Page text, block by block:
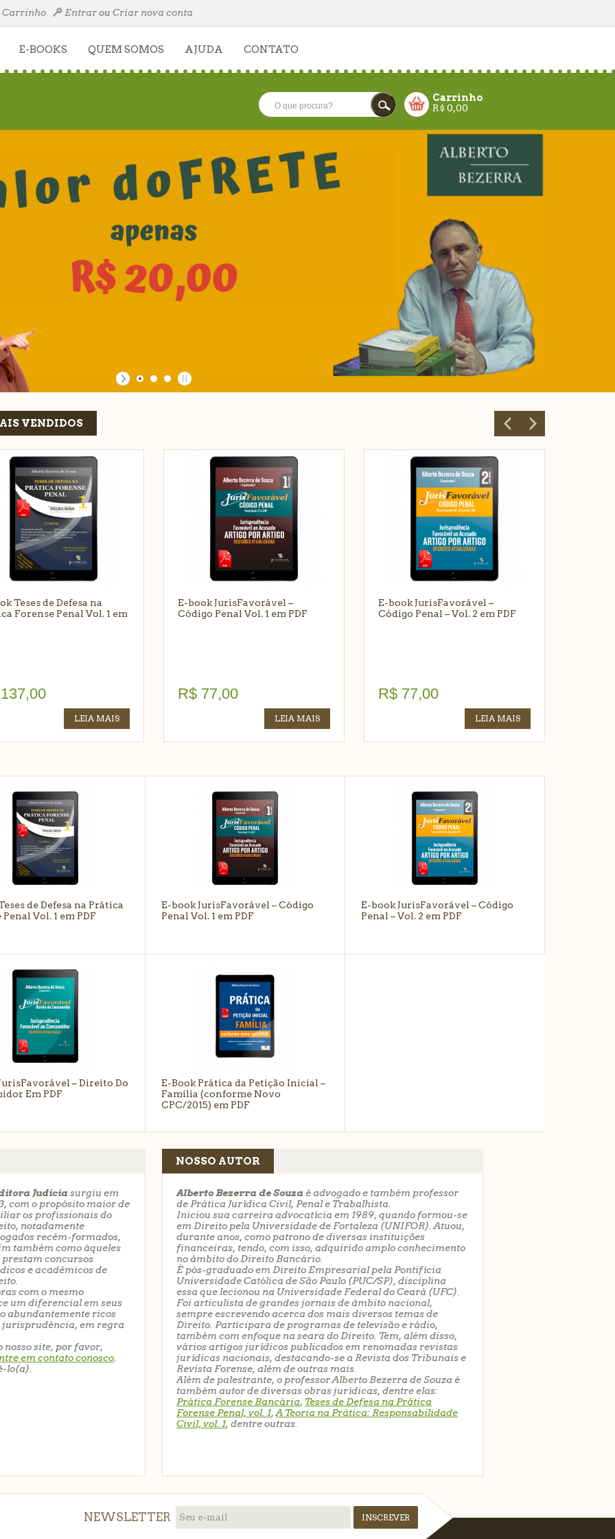
Carrinho Entrarou Criar nova conta
E-BOOKS QUEM SOMOS AJUDA CONTATO
Carrinho
R$0,00
VENDIDOS
Teses de Defesa na
Forense Penal Vol. 1 em
137,00
LEIA MAIS
E-book JurisFavorável –
Código Penal Vol. 1 em PDF
R$ 77,00
LEIA MAIS
E-book JurisFavorável –
Código Penal – Vol. 2 em PDF
R$ 77,00
LEIA MAIS
de Defesa na Prática
Vol. 1 em PDF
de Defesa na Prática
Vol. 1 em PDF
LEIA MAIS
E-book JurisFavorável – Código
Penal Vol. 1 em PDF
E-book JurisFavorável – Código
Penal Vol. 1 em PDF
77,00
LEIA MAIS
E-book JurisFavorável – Código
Penal – Vol. 2 em PDF
E-book JurisFavorável – Código
Penal – Vol. 2 em PDF
77,00
LEIA MAIS
– Direito Do
Em PDF
– Direito Do
Em PDF
LEIA MAIS
E-Book Prática da Petição Inicial –
Família (conforme Novo
CPC/2015) em PDF
E-Book Prática da Petição Inicial –
Família (conforme Novo CPC/2015)
67,00
LEIA MAIS
Judiciasurgiu em
com o propósito maior de
os profissionais do
notadamente
recém-formados,
também como àqueles
prestam concursos
eacadêmicos de
com o mesmo
um diferencial em seus
abundantemente ricos
jurisprudência, em regra
nosso site, por favor,
em contato conosco
lo(a).
NOSSO AUTOR
Alberto Bezerra de Souzaé advogado e também professor
de Prática Jurídica Civil, Penale Trabalhista
Iniciou sua carreira advocatícia em 1989, quando formou-se
em Direito pela Universidade de Fortaleza (UNIFOR). Atuou,
durante anos, como patrono de diversas instituições
financeiras, tendo, com isso, adquirido amplo conhecimento
no âmbito do Direito Bancário
É pós-graduado em Direito Empresarialpela Pontifícia
Universidade Católica de São Paulo (PUC/SP), disciplina
essa que lecionou na Universidade Federal do Ceará (UFC).
Foi articulista de grandes jornais de âmbito nacional,
sempre escrevendo acerca dos mais diversos temas de
Direito. Participara de programas de televisão e rádio,
também com enfoque na seara do Direito. Tem, além disso,
vários artigos jurídicos publicados em renomadas revistas
jurídicas nacionais, destacando-se a Revista dos Tribunais e
Revista Forense, além de outras mais.
Além de palestrante, o professor Alberto Bezerra de Souza é
também autor de diversas obras jurídicas, dentre elas:
Prática Forense Bancária, Teses de Defesa na Prática
Forense Penal, vol. 1,A Teoria na Prática: Responsabilidade
Civil, vol. 1, dentre outras.
NEWSLETTER